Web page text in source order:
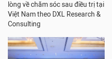
lòng về chăm sóc sau điều trị tại
Việt Nam theo DXL Research &
Consulting